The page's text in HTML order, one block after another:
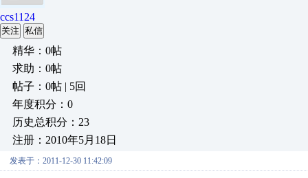
ccs1124
关注 私信
精华：0帖
求助：0帖
帖子：0帖 | 5回
年度积分：0
历史总积分：23
注册：2010年5月18日
发表于：2011-12-30 11:42:09